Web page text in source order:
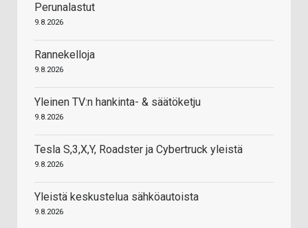
Perunalastut
9.8.2026
Rannekelloja
9.8.2026
Yleinen TV:n hankinta- & säätöketju
9.8.2026
Tesla S,3,X,Y, Roadster ja Cybertruck yleistä
9.8.2026
Yleistä keskustelua sähköautoista
9.8.2026